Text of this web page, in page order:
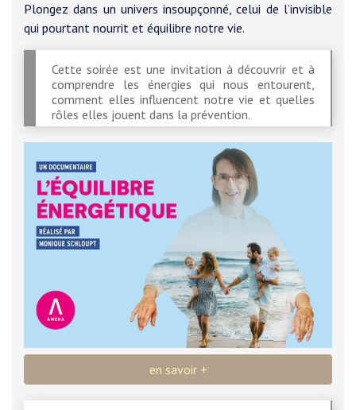
Plongez dans un univers insoupçonné, celui de l’invisible
qui pourtant nourrit et équilibre notre vie.
Cette soirée est une invitation à découvrir et à
comprendre les énergies qui nous entourent,
comment elles influencent notre vie et quelles
rôles elles jouent dans la prévention.
en savoir +